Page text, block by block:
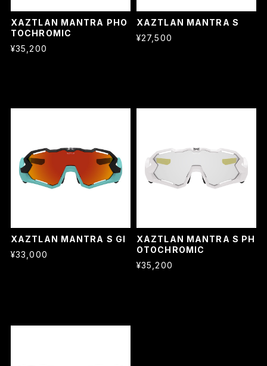
XAZTLAN MANTRA PHO
TOCHROMIC
¥35,200
XAZTLAN MANTRA S
¥27,500
XAZTLAN MANTRA S GI
¥33,000
XAZTLAN MANTRA S PH
OTOCHROMIC
¥35,200